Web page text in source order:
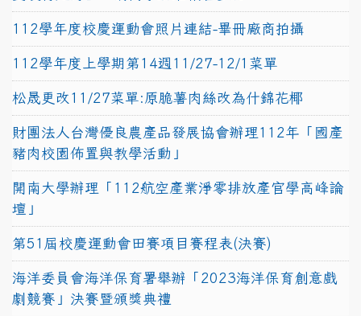
112學年度校慶運動會照片連結-畢冊廠商拍攝
112學年度上學期第14週11/27-12/1菜單
松晟更改11/27菜單:原脆薯肉絲改為什錦花椰
財團法人台灣優良農產品發展協會辦理112年「國產
豬肉校園佈置與教學活動」
開南大學辦理「112航空產業淨零排放產官學高峰論
壇」
第51屆校慶運動會田賽項目賽程表(決賽)
海洋委員會海洋保育署舉辦「2023海洋保育創意戲
劇競賽」決賽暨頒獎典禮